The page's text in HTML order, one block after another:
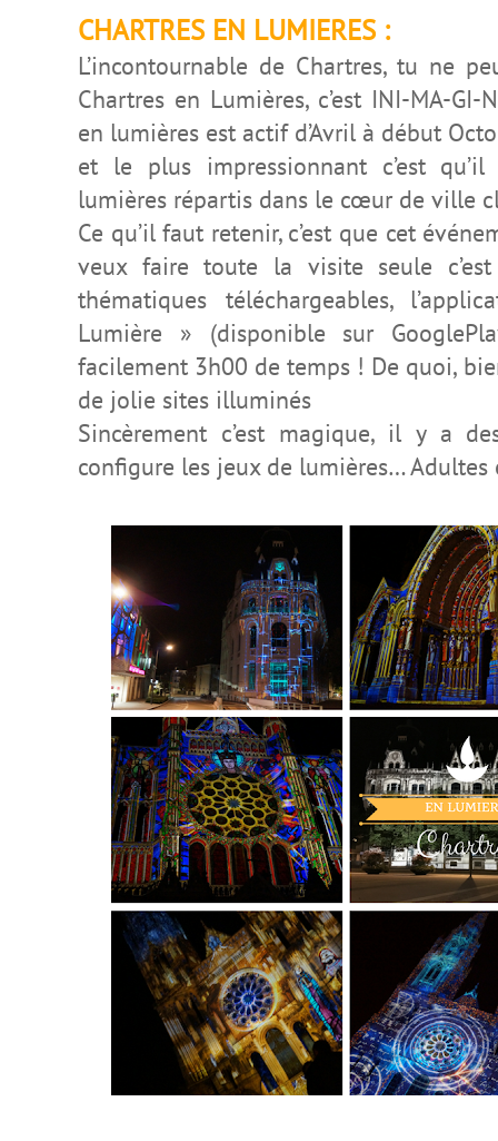
CHARTRES EN LUMIERES :
L’incontournable de Chartres, tu ne
Chartres en Lumières, c’est INI-MA-
en lumières est actif d’Avril à début
et le plus impressionnant c’est
lumières répartis dans le cœur de ville
Ce qu’il faut retenir, c’est que cet
veux faire toute la visite seule
thématiques téléchargeables,
Lumière » (disponible sur
facilement 3h00 de temps ! De quoi,
de jolie sites illuminés
Sincèrement c’est magique, il y a
configure les jeux de lumières…